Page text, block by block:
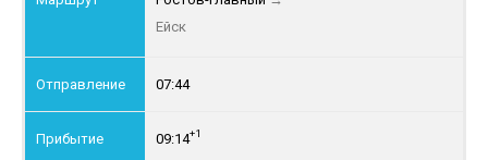
Ейск
07:44
09:14+1